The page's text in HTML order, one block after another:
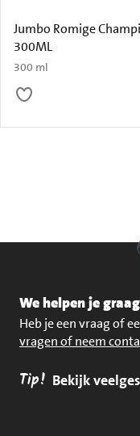
Jumbo Romige
300ML
300 ml
We helpen je
Heb je een vraag of
vragen of neem
Tip! Bekijk